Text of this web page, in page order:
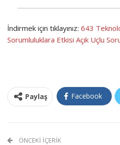
İndirmek için tıklayınız: 643
Sorumluluklara Etkisi Açık Uçlu
Paylaş Facebook
ÖNCEKI İÇERIK